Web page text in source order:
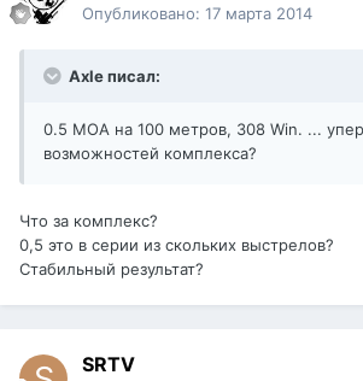
Опубликовано: 17 марта 2014
Axle писал:
0.5 МОА на 100 метров, 308 Win. ...
возможностей комплекса?
Что за комплекс?
0,5 это в серии из скольких выстрелов?
Стабильный результат?
SRTV